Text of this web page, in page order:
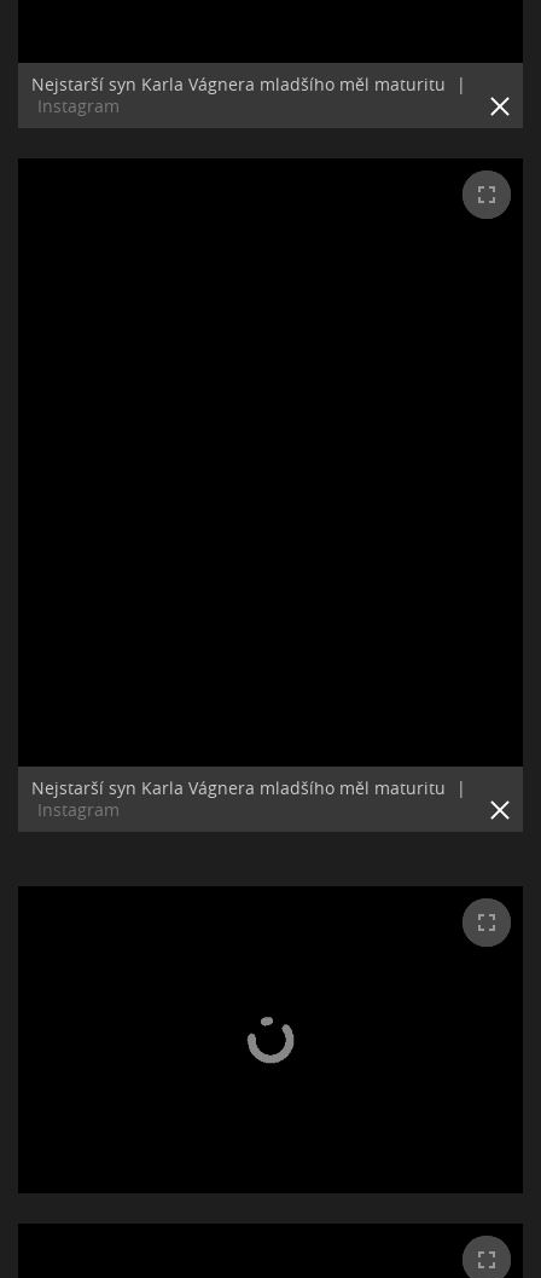
Nejstarší syn Karla Vágnera mladšího měl maturitu
|
Instagram
Nejstarší syn Karla Vágnera mladšího měl maturitu
|
Instagram